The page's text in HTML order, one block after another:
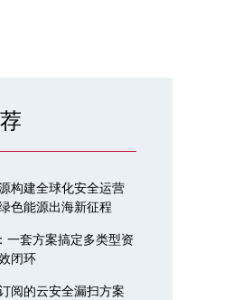
构建全球化安全运营
色能源出海新征程
一套方案搞定多类型资
闭环
阅的云安全漏扫方案